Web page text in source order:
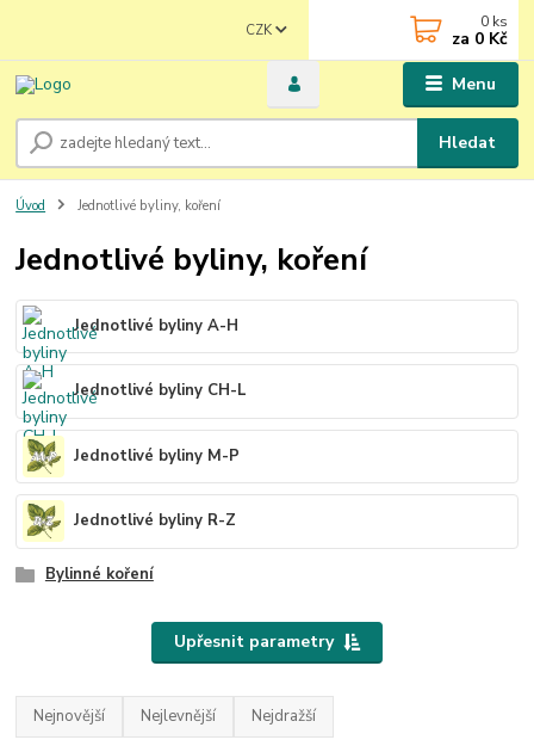
Menu
CZK
Hledat
0 ks
za 0 Kč
Úvod Jednotlivé byliny, koření
Jednotlivé byliny, koření
Jednotlivé byliny A-H
Jednotlivé byliny CH-L
Jednotlivé byliny M-P
Jednotlivé byliny R-Z
Bylinné koření
Upřesnit parametry
Nejnovější Nejlevnější Nejdražší